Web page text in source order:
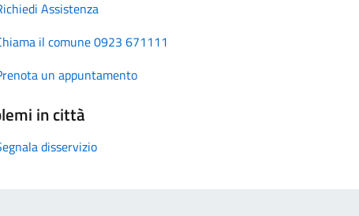
Assistenza
il comune 0923 671111
un appuntamento
in città
disservizio